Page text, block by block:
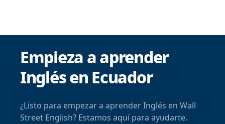
Empieza a aprender
Inglés en Ecuador
¿Listo para empezar a aprender Inglés en Wall
Street English? Estamos aquí para ayudarte.